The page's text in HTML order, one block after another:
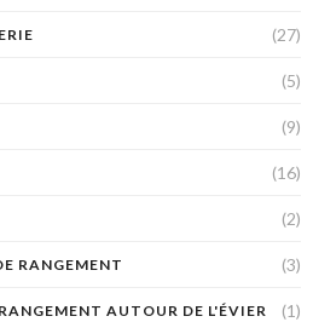
(27)
(5)
(9)
(16)
(2)
RANGEMENT (3)
AUTOUR DE L'ÉVIER (1)